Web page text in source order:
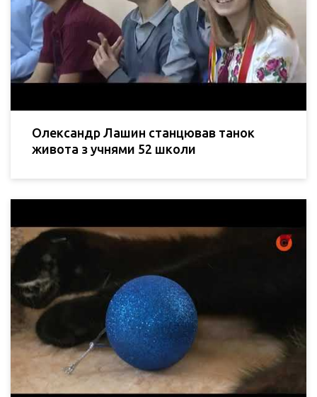
Олександр Лашин станцював танок
живота з учнями 52 школи